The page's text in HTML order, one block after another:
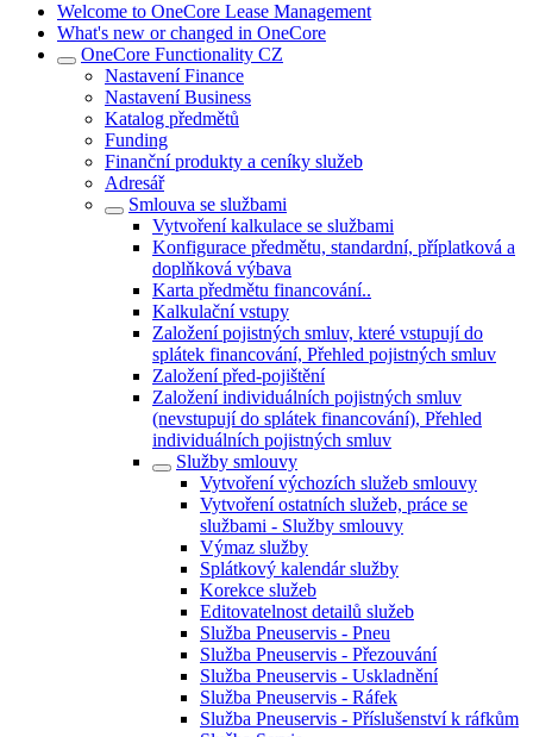
Welcome to OneCore Lease Management
What's new or changed in OneCore
OneCore Functionality CZ
Nastavení Finance
Nastavení Business
Katalog předmětů
Funding
Finanční produkty a ceníky služeb
Adresář
Smlouva se službami
Vytvoření kalkulace se službami
Konfigurace předmětu, standardní, příplatková a
doplňková výbava
Karta předmětu financování..
Kalkulační vstupy
Založení pojistných smluv, které vstupují do
splátek financování, Přehled pojistných smluv
Založení před-pojištění
Založení individuálních pojistných smluv
(nevstupují do splátek financování), Přehled
individuálních pojistných smluv
Služby smlouvy
Vytvoření výchozích služeb smlouvy
Vytvoření ostatních služeb, práce se
službami - Služby smlouvy
Výmaz služby
Splátkový kalendár služby
Korekce služeb
Editovatelnost detailů služeb
Služba Pneuservis - Pneu
Služba Pneuservis - Přezouvání
Služba Pneuservis - Uskladnění
Služba Pneuservis - Ráfek
Služba Pneuservis - Příslušenství k ráfkům